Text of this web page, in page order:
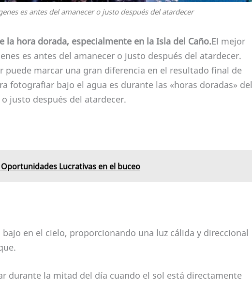
es antes del amanecer o justo después del atardecer
hora dorada, especialmente en la Isla del Caño.El mejor
es antes del amanecer o justo después del atardecer.
puede marcar una gran diferencia en el resultado final de
fotografiar bajo el agua es durante las «horas doradas» del
justo después del atardecer.
Lucrativas en el buceo
en el cielo, proporcionando una luz cálida y direccional
durante la mitad del día cuando el sol está directamente